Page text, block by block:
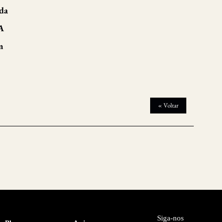
« Voltar